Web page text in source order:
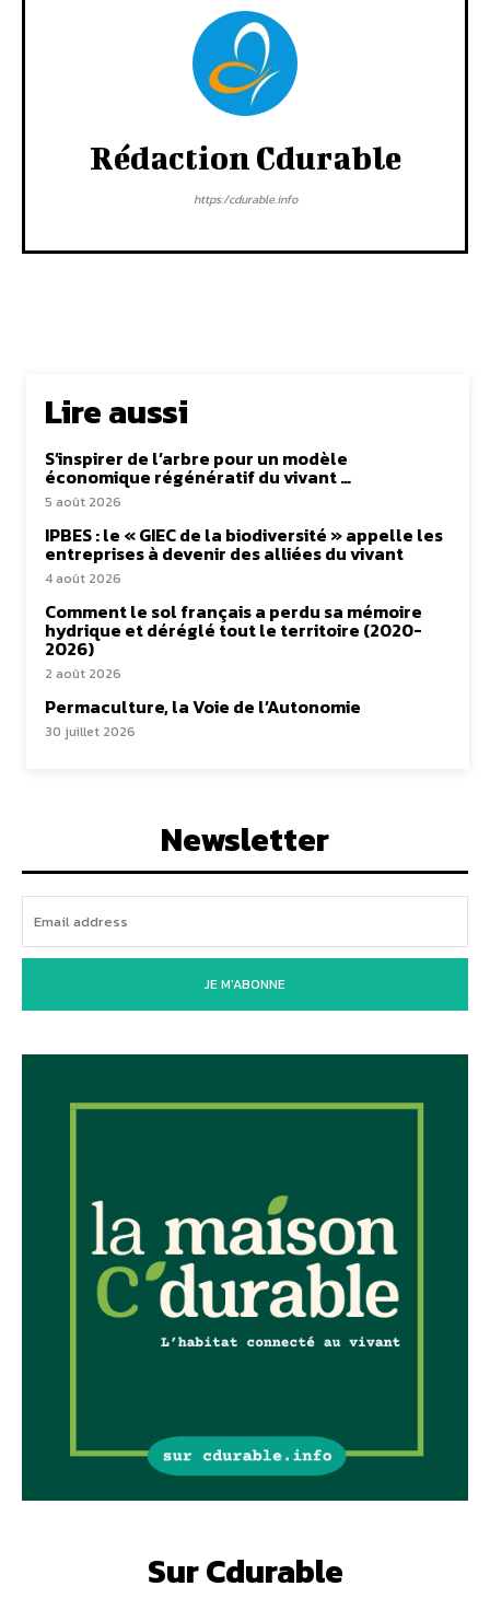
Rédaction Cdurable
https:/cdurable.info
Lire aussi
S’inspirer de l’arbre pour un modèle
économique régénératif du vivant …
5 août 2026
IPBES : le « GIEC de la biodiversité » appelle les
entreprises à devenir des alliées du vivant
4 août 2026
Comment le sol français a perdu sa mémoire
hydrique et déréglé tout le territoire (2020-
2026)
2 août 2026
Permaculture, la Voie de l’Autonomie
30 juillet 2026
Newsletter
JE M'ABONNE
Sur Cdurable